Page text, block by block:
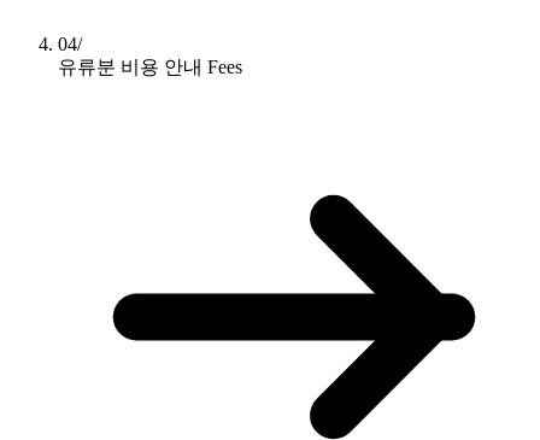
04/
유류분 비용 안내 Fees